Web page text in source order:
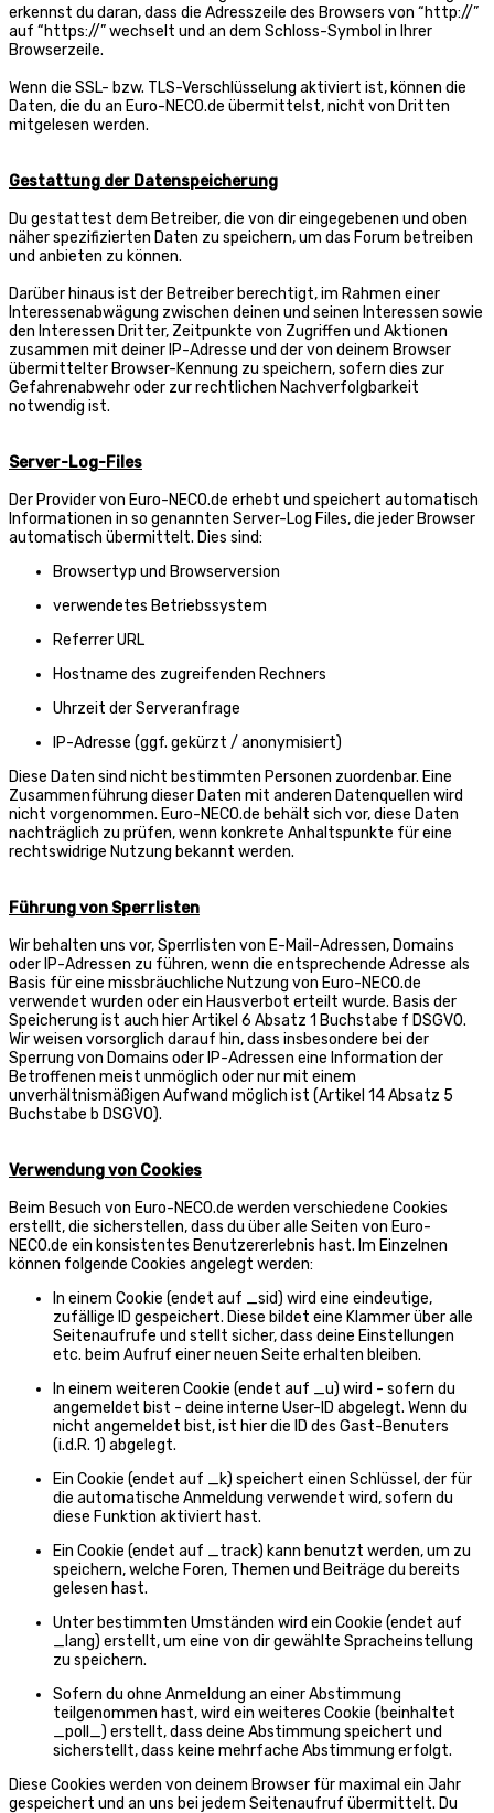
erkennst du daran, dass die Adresszeile des Browsers von “http://”
auf “https://” wechselt und an dem Schloss-Symbol in Ihrer
Browserzeile.
Wenn die SSL- bzw. TLS-Verschlüsselung aktiviert ist, können die
Daten, die du an Euro-NECO.de übermittelst, nicht von Dritten
mitgelesen werden.
Gestattung der Datenspeicherung
Du gestattest dem Betreiber, die von dir eingegebenen und oben
näher spezifizierten Daten zu speichern, um das Forum betreiben
und anbieten zu können.
Darüber hinaus ist der Betreiber berechtigt, im Rahmen einer
Interessenabwägung zwischen deinen und seinen Interessen sowie
den Interessen Dritter, Zeitpunkte von Zugriffen und Aktionen
zusammen mit deiner IP-Adresse und der von deinem Browser
übermittelter Browser-Kennung zu speichern, sofern dies zur
Gefahrenabwehr oder zur rechtlichen Nachverfolgbarkeit
notwendig ist.
Server-Log-Files
Der Provider von Euro-NECO.de erhebt und speichert automatisch
Informationen in so genannten Server-Log Files, die jeder Browser
automatisch übermittelt. Dies sind:
Browsertyp und Browserversion
verwendetes Betriebssystem
Referrer URL
Hostname des zugreifenden Rechners
Uhrzeit der Serveranfrage
IP-Adresse (ggf. gekürzt / anonymisiert)
Diese Daten sind nicht bestimmten Personen zuordenbar. Eine
Zusammenführung dieser Daten mit anderen Datenquellen wird
nicht vorgenommen. Euro-NECO.de behält sich vor, diese Daten
nachträglich zu prüfen, wenn konkrete Anhaltspunkte für eine
rechtswidrige Nutzung bekannt werden.
Führung von Sperrlisten
Wir behalten uns vor, Sperrlisten von E-Mail-Adressen, Domains
oder IP-Adressen zu führen, wenn die entsprechende Adresse als
Basis für eine missbräuchliche Nutzung von Euro-NECO.de
verwendet wurden oder ein Hausverbot erteilt wurde. Basis der
Speicherung ist auch hier Artikel 6 Absatz 1 Buchstabe f DSGVO.
Wir weisen vorsorglich darauf hin, dass insbesondere bei der
Sperrung von Domains oder IP-Adressen eine Information der
Betroffenen meist unmöglich oder nur mit einem
unverhältnismäßigen Aufwand möglich ist (Artikel 14 Absatz 5
Buchstabe b DSGVO).
Verwendung von Cookies
Beim Besuch von Euro-NECO.de werden verschiedene Cookies
erstellt, die sicherstellen, dass du über alle Seiten von Euro-
NECO.de ein konsistentes Benutzererlebnis hast. Im Einzelnen
können folgende Cookies angelegt werden:
In einem Cookie (endet auf _sid) wird eine eindeutige,
zufällige ID gespeichert. Diese bildet eine Klammer über alle
Seitenaufrufe und stellt sicher, dass deine Einstellungen
etc. beim Aufruf einer neuen Seite erhalten bleiben.
In einem weiteren Cookie (endet auf _u) wird - sofern du
angemeldet bist - deine interne User-ID abgelegt. Wenn du
nicht angemeldet bist, ist hier die ID des Gast-Benuters
(i.d.R. 1) abgelegt.
Ein Cookie (endet auf _k) speichert einen Schlüssel, der für
die automatische Anmeldung verwendet wird, sofern du
diese Funktion aktiviert hast.
Ein Cookie (endet auf _track) kann benutzt werden, um zu
speichern, welche Foren, Themen und Beiträge du bereits
gelesen hast.
Unter bestimmten Umständen wird ein Cookie (endet auf
_lang) erstellt, um eine von dir gewählte Spracheinstellung
zu speichern.
Sofern du ohne Anmeldung an einer Abstimmung
teilgenommen hast, wird ein weiteres Cookie (beinhaltet
_poll_) erstellt, dass deine Abstimmung speichert und
sicherstellt, dass keine mehrfache Abstimmung erfolgt.
Diese Cookies werden von deinem Browser für maximal ein Jahr
gespeichert und an uns bei jedem Seitenaufruf übermittelt. Du